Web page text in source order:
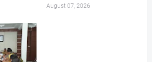
August 07, 2026